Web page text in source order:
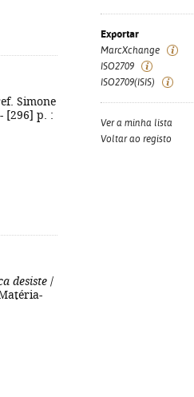
Simone
[296] p. :
desiste /
Exportar
MarcXchange
ISO2709
ISO2709(ISIS)
Ver a minha lista
Voltar ao registo